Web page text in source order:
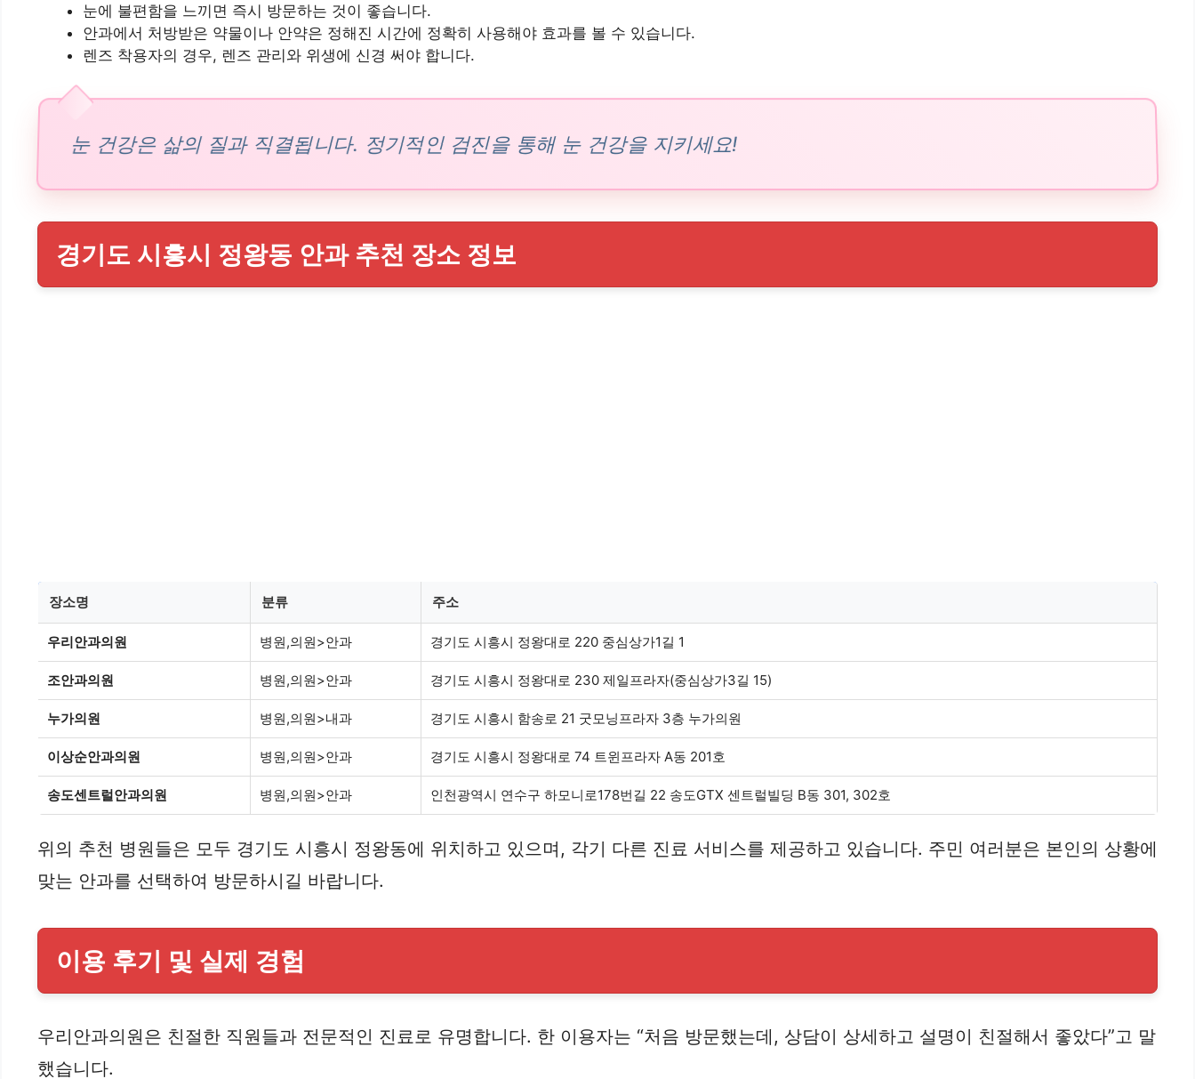
눈에 불편함을 느끼면 즉시 방문하는 것이 좋습니다.
안과에서 처방받은 약물이나 안약은 정해진 시간에 정확히 사용해야 효과를 볼 수 있습니다.
렌즈 착용자의 경우, 렌즈 관리와 위생에 신경 써야 합니다.
눈 건강은 삶의 질과 직결됩니다. 정기적인 검진을 통해 눈 건강을 지키세요!
경기도 시흥시 정왕동 안과 추천 장소 정보
장소명 분류 주소
우리안과의원 병원,의원>안과 경기도 시흥시 정왕대로 220 중심상가1길 1
조안과의원 병원,의원>안과 경기도 시흥시 정왕대로 230 제일프라자(중심상가3길 15)
누가의원 병원,의원>내과 경기도 시흥시 함송로 21 굿모닝프라자 3층 누가의원
이상순안과의원 병원,의원>안과 경기도 시흥시 정왕대로 74 트윈프라자 A동 201호
송도센트럴안과의원 병원,의원>안과 인천광역시 연수구 하모니로178번길 22 송도GTX 센트럴빌딩 B동 301, 302호
위의 추천 병원들은 모두 경기도 시흥시 정왕동에 위치하고 있으며, 각기 다른 진료 서비스를 제공하고 있습니다. 주민 여러분은 본인의 상황에
맞는 안과를 선택하여 방문하시길 바랍니다.
이용 후기 및 실제 경험
우리안과의원은 친절한 직원들과 전문적인 진료로 유명합니다. 한 이용자는 “처음 방문했는데, 상담이 상세하고 설명이 친절해서 좋았다”고 말
했습니다.